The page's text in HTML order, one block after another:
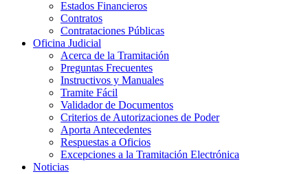
Estados Financieros
Contratos
Contrataciones Públicas
Oficina Judicial
Acerca de la Tramitación
Preguntas Frecuentes
Instructivos y Manuales
Tramite Fácil
Validador de Documentos
Criterios de Autorizaciones de Poder
Aporta Antecedentes
Respuestas a Oficios
Excepciones a la Tramitación Electrónica
Noticias